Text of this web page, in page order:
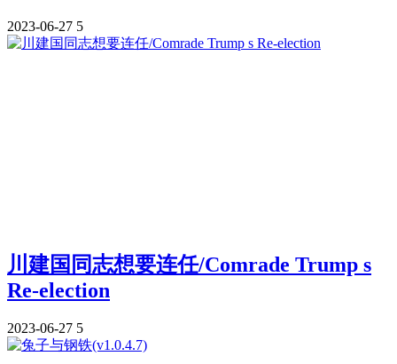
2023-06-27 5
川建国同志想要连任/Comrade Trump s
Re-election
2023-06-27 5